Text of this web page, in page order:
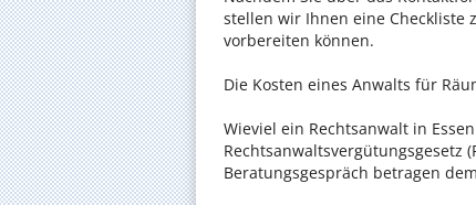
stellen wir Ihnen eine Checkliste
vorbereiten können.
Die Kosten eines Anwalts für
Wieviel ein Rechtsanwalt in
Rechtsanwaltsvergütungsgesetz
Beratungsgespräch betragen